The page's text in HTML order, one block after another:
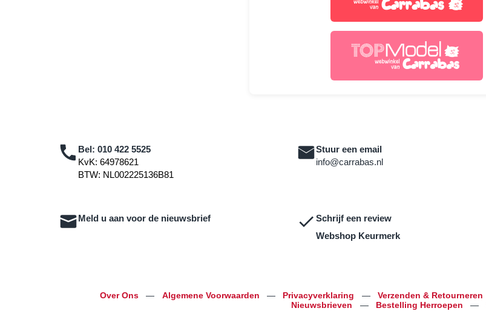
Bel: 010 422 5525
KvK: 64978621
BTW: NL002225136B81
Stuur een email
info@carrabas.nl
Meld u aan voor de nieuwsbrief
Schrijf een review
Webshop Keurmerk
Over Ons — Algemene Voorwaarden — Privacyverklaring — Verzenden & Retourneren
Nieuwsbrieven
— Bestelling Herroepen —